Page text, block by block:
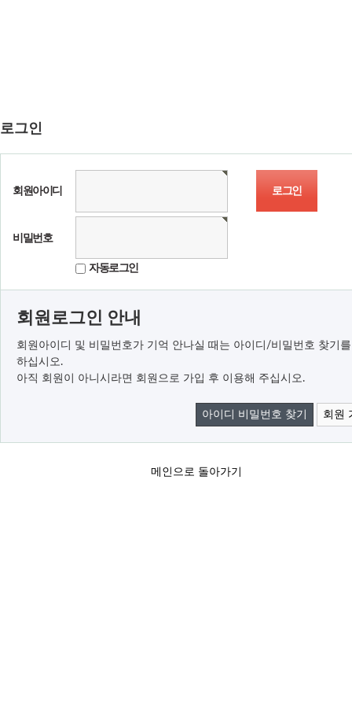
로그인
회원아이디
비밀번호
자동로그인
회원로그인 안내
회원아이디 및 비밀번호가 기억 안나실 때는 아이디/비밀번호 찾기
하십시오.
아직 회원이 아니시라면 회원으로 가입 후 이용해 주십시오.
아이디 비밀번호 찾기 회원
메인으로 돌아가기